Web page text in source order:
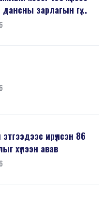
дансны зарлагын гү...
ирүүлсэн 86
хүлээн авав